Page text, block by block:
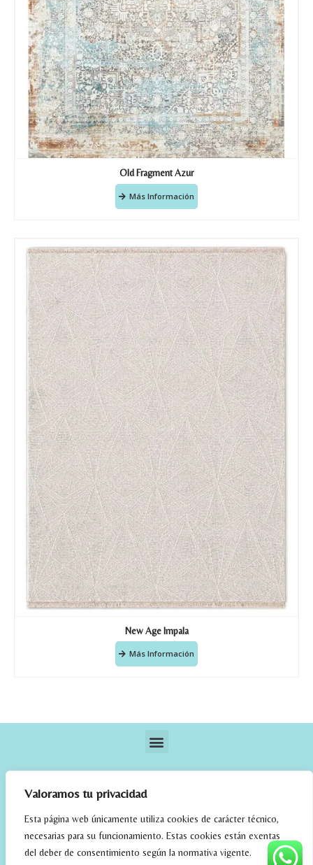
Valoramos tu privacidad
Esta página web únicamente utiliza cookies de carácter técnico,
necesarias para su funcionamiento. Estas cookies están exentas
del deber de consentimiento según la normativa vigente.
Old Fragment Azur
Más Información
New Age Impala
Más Información
elrincondefehmi.com © 2023. Designed By W Media